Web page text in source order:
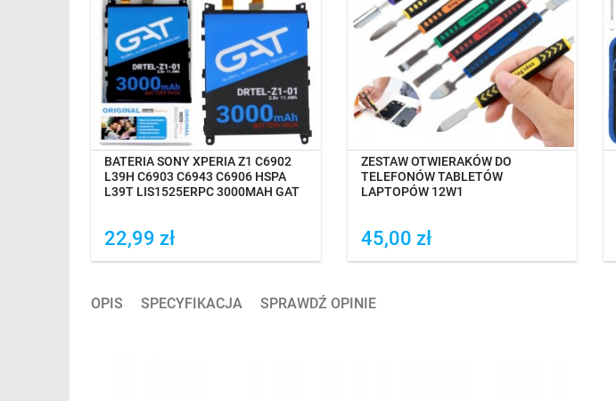
BATERIA SONY XPERIA Z1 C6902
L39H C6903 C6943 C6906 HSPA
L39T LIS1525ERPC 3000MAH GAT
22,99 zł
OCZEKIWANIE NA DOSTAWĘ
Dodaj do porówania
ZESTAW OTWIERAKÓW DO
TELEFONÓW TABLETÓW
LAPTOPÓW 12W1
45,00 zł
NA MAGAZYNIE
Dodaj do porówania
OPIS SPECYFIKACJA SPRAWDŹ OPINIE